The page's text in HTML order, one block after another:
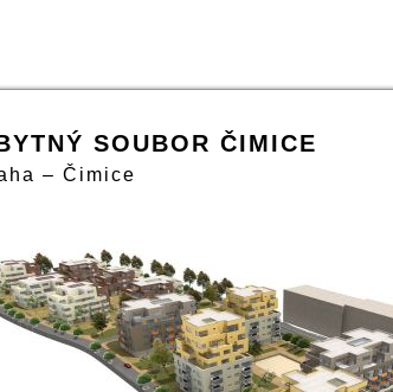
SOUBOR ČIMICE
– Čimice